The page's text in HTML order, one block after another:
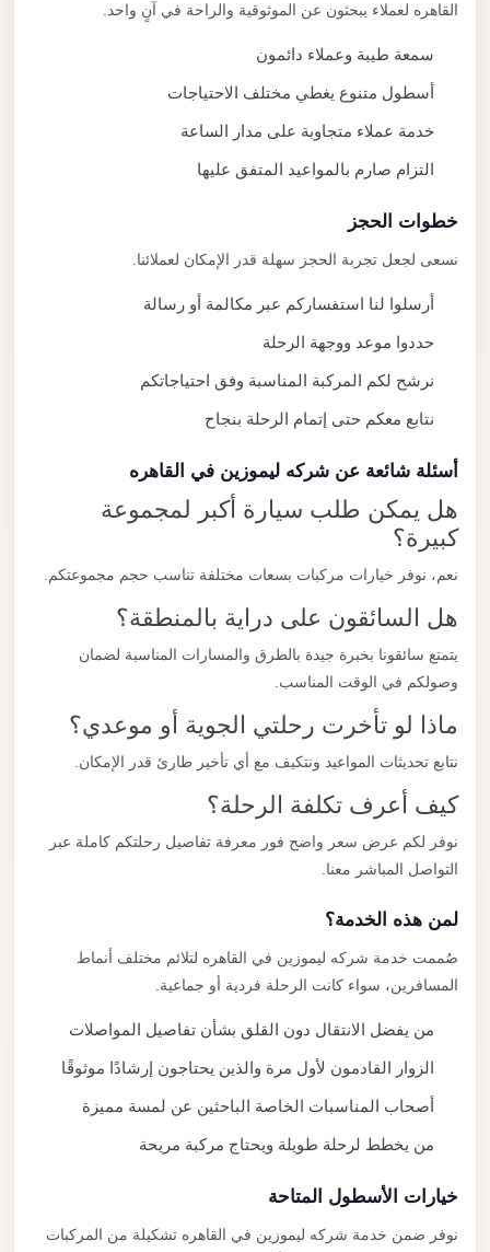
القاهره لعملاء يبحثون عن الموثوقية والراحة في آنٍ واحد.
سمعة طيبة وعملاء دائمون
أسطول متنوع يغطي مختلف الاحتياجات
خدمة عملاء متجاوبة على مدار الساعة
التزام صارم بالمواعيد المتفق عليها
خطوات الحجز
نسعى لجعل تجربة الحجز سهلة قدر الإمكان لعملائنا.
أرسلوا لنا استفساركم عبر مكالمة أو رسالة
حددوا موعد ووجهة الرحلة
نرشح لكم المركبة المناسبة وفق احتياجاتكم
نتابع معكم حتى إتمام الرحلة بنجاح
أسئلة شائعة عن شركه ليموزين في القاهره
هل يمكن طلب سيارة أكبر لمجموعة
كبيرة؟
نعم، نوفر خيارات مركبات بسعات مختلفة تناسب حجم مجموعتكم.
هل السائقون على دراية بالمنطقة؟
يتمتع سائقونا بخبرة جيدة بالطرق والمسارات المناسبة لضمان
وصولكم في الوقت المناسب.
ماذا لو تأخرت رحلتي الجوية أو موعدي؟
نتابع تحديثات المواعيد ونتكيف مع أي تأخير طارئ قدر الإمكان.
كيف أعرف تكلفة الرحلة؟
نوفر لكم عرض سعر واضح فور معرفة تفاصيل رحلتكم كاملة عبر
التواصل المباشر معنا.
لمن هذه الخدمة؟
صُممت خدمة شركه ليموزين في القاهره لتلائم مختلف أنماط
المسافرين، سواء كانت الرحلة فردية أو جماعية.
من يفضل الانتقال دون القلق بشأن تفاصيل المواصلات
الزوار القادمون لأول مرة والذين يحتاجون إرشادًا موثوقًا
أصحاب المناسبات الخاصة الباحثين عن لمسة مميزة
من يخطط لرحلة طويلة ويحتاج مركبة مريحة
خيارات الأسطول المتاحة
نوفر ضمن خدمة شركه ليموزين في القاهره تشكيلة من المركبات